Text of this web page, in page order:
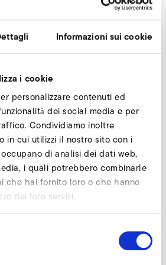
Informazioni sui cookie
i cookie
personalizzare contenuti ed
dei social media e per
Condividiamo inoltre
in cui utilizzi il nostro sito con i
di analisi dei dati web,
i quali potrebbero combinarle
che hai fornito loro o che hanno
dei loro servizi.
Richiedi subito
pressione, canale acciaio